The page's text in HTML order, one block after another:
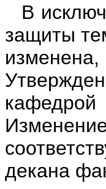
В
защиты
декана